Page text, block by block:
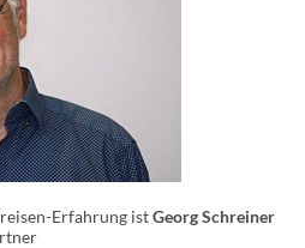
Erfahrung istGeorg Schreiner